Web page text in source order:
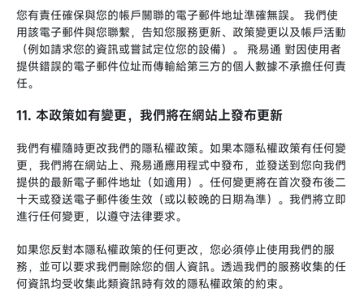
您有責任確保與您的帳戶關聯的電子郵件地址準確無誤。 我們使
用該電子郵件與您聯繫，告知您服務更新、政策變更以及帳戶活動
（例如請求您的資訊或嘗試定位您的設備）。 飛易通 對因使用者
提供錯誤的電子郵件位址而傳輸給第三方的個人數據不承擔任何責
任。
11. 本政策如有變更，我們將在網站上發布更新
我們有權隨時更改我們的隱私權政策。如果本隱私權政策有任何變
更，我們將在網站上、飛易通應用程式中發布，並發送到您向我們
提供的最新電子郵件地址（如適用）。任何變更將在首次發布後二
十天或發送電子郵件後生效（或以較晚的日期為準）。我們將立即
進行任何變更，以遵守法律要求。
如果您反對本隱私權政策的任何更改，您必須停止使用我們的服
務，並可以要求我們刪除您的個人資訊。透過我們的服務收集的任
何資訊均受收集此類資訊時有效的隱私權政策的約束。